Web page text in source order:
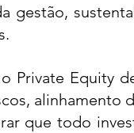
gestão,
Private Equity
alinhamento
que todo